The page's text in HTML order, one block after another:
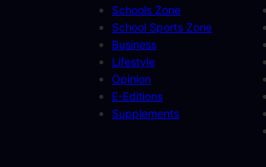
Schools Zone
School Sports Zone
Business
Lifestyle
Opinion
E-Editions
Supplements